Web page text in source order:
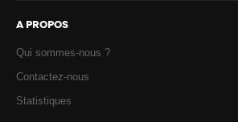
A PROPOS
Qui sommes-nous ?
Contactez-nous
Statistiques